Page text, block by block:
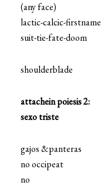
(any face)
lactic-calcic-firstname
suit-tie-fate-doom
shoulderblade
attachein poiesis 2:
sexo triste
gajos &panteras
no occipeat
no